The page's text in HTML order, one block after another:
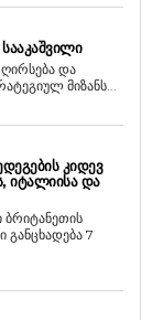
და
მიზანს...
ᲙᲘᲓᲔᲕ
ᲘᲢᲐᲚᲘᲘᲡᲐ ᲓᲐ
ბრიტანეთის
განცხადება 7